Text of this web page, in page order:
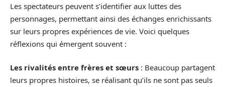
Les spectateurs peuvent s’identifier aux luttes des
personnages, permettant ainsi des échanges enrichissants
sur leurs propres expériences de vie. Voici quelques
réflexions qui émergent souvent :
Les rivalités entre frères et sœurs : Beaucoup partagent
leurs propres histoires, se réalisant qu’ils ne sont pas seuls